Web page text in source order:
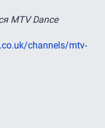
MTV Dance
channels/mtv-